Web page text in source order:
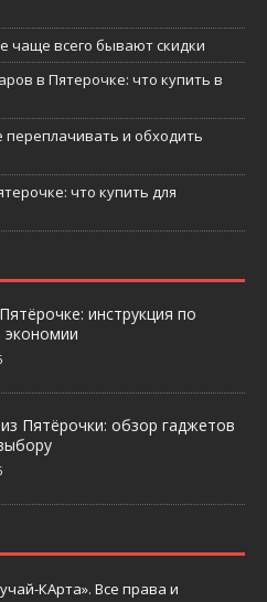
чаще всего бывают скидки
в Пятерочке: что купить в
и обходить
что купить для
инструкция по
Пятёрочки: обзор гаджетов
КАрта». Все права и